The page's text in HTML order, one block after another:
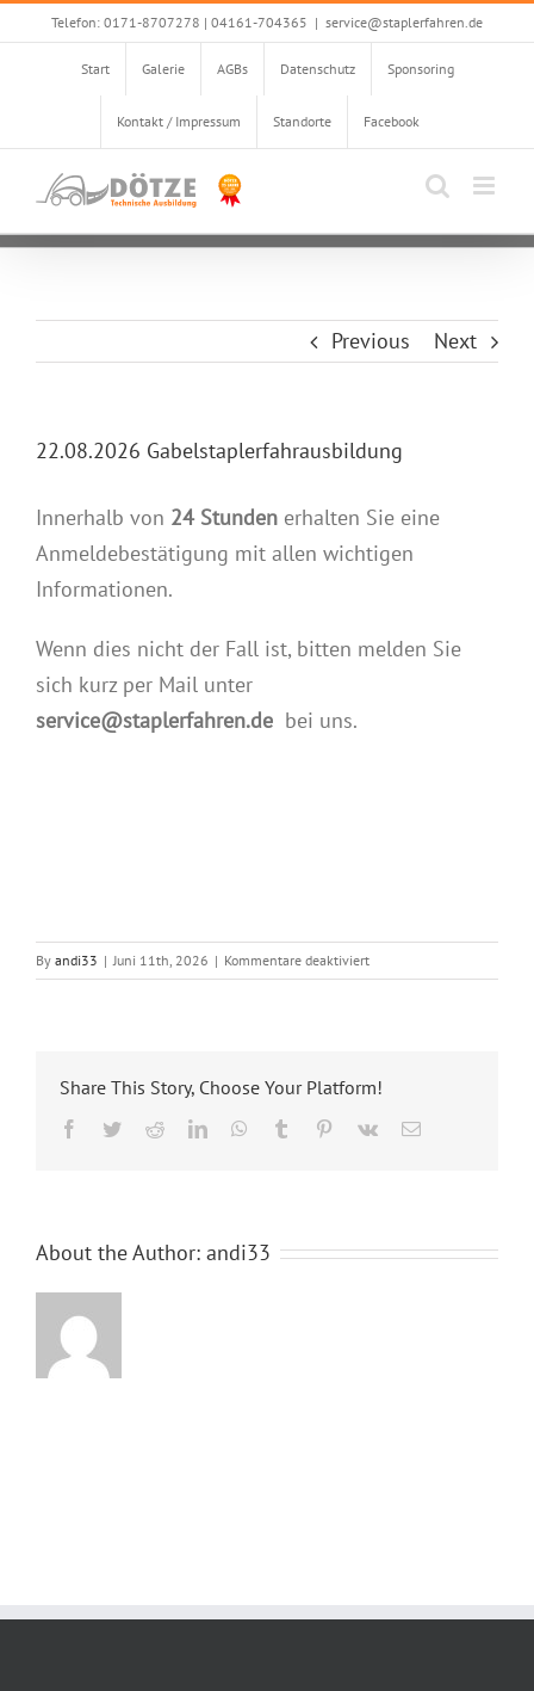
to
Telefon: 0171-8707278 | 04161-704365 | service@staplerfahren.de
Start Galerie AGBs Datenschutz Sponsoring
Kontakt / Impressum Standorte Facebook
Previous Next
22.08.2026 Gabelstaplerfahrausbildung
Innerhalb von 24 Stunden erhalten Sie eine
Anmeldebestätigung mit allen wichtigen
Informationen.
Wenn dies nicht der Fall ist, bitten melden Sie
sich kurz per Mail unter
service@staplerfahren.de bei uns.
By andi33 | Juni 11th, 2026 | Kommentare deaktiviertfür
22.08.2026
Share This Story, Choose Your Platform!
Facebook
TwitterRedditLinkedInWhatsApp
Tumblr Pinterest
Vk Email
About the Author: andi33